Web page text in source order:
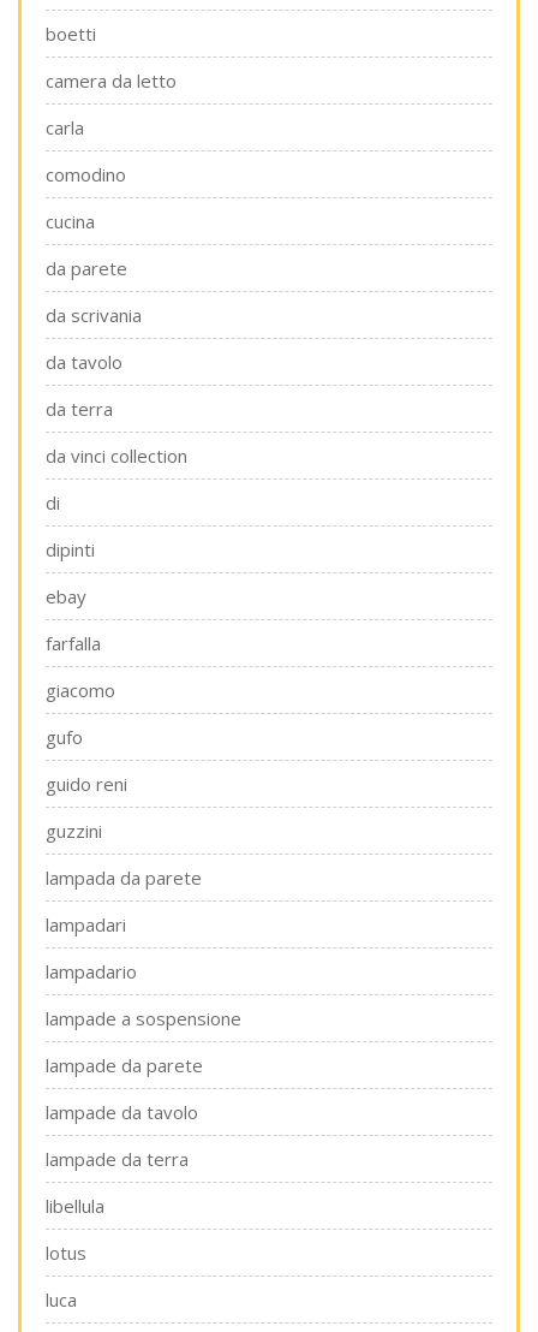
boetti
camera da letto
carla
comodino
cucina
da parete
da scrivania
da tavolo
da terra
da vinci collection
di
dipinti
ebay
farfalla
giacomo
gufo
guido reni
guzzini
lampada da parete
lampadari
lampadario
lampade a sospensione
lampade da parete
lampade da tavolo
lampade da terra
libellula
lotus
luca